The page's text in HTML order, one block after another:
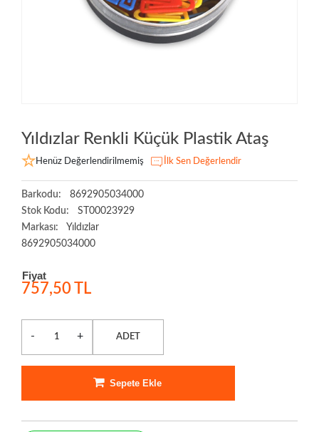
Yıldızlar Renkli Küçük Plastik Ataş
Henüz Değerlendirilmemiş İlk Sen Değerlendir
Barkodu:
8692905034000
Stok Kodu:
ST00023929
Markası:
Yıldızlar
8692905034000
Fiyat
757,50 TL
- + ADET
Sepete Ekle